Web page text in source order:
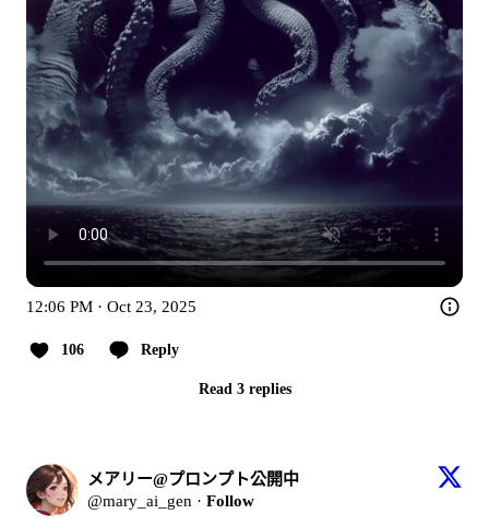
12:06 PM · Oct 23, 2025
106 Reply
Read 3 replies
メアリー@プロンプト公開中
@mary_ai_gen · Follow